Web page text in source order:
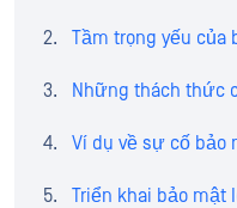
Tầm trọng yếu của
Những thách thức
Ví dụ về sự cố bảo
Triển khai bảo mật